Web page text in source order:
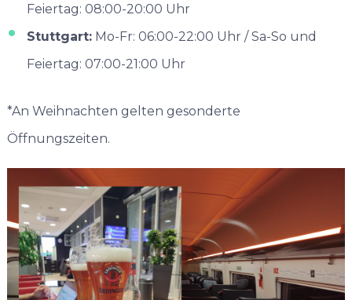
Feiertag: 08:00-20:00 Uhr
Stuttgart:Mo-Fr: 06:00-22:00 Uhr / Sa-So und
Feiertag: 07:00-21:00 Uhr
*An Weihnachten gelten gesonderte
Öffnungszeiten.